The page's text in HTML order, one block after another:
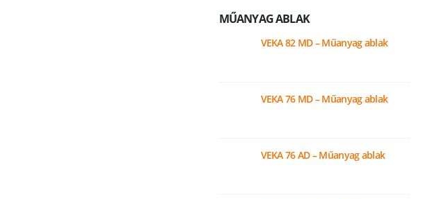
MŰANYAG ABLAK
VEKA 82 MD – Műanyag ablak
VEKA 76 MD – Műanyag ablak
VEKA 76 AD – Műanyag ablak